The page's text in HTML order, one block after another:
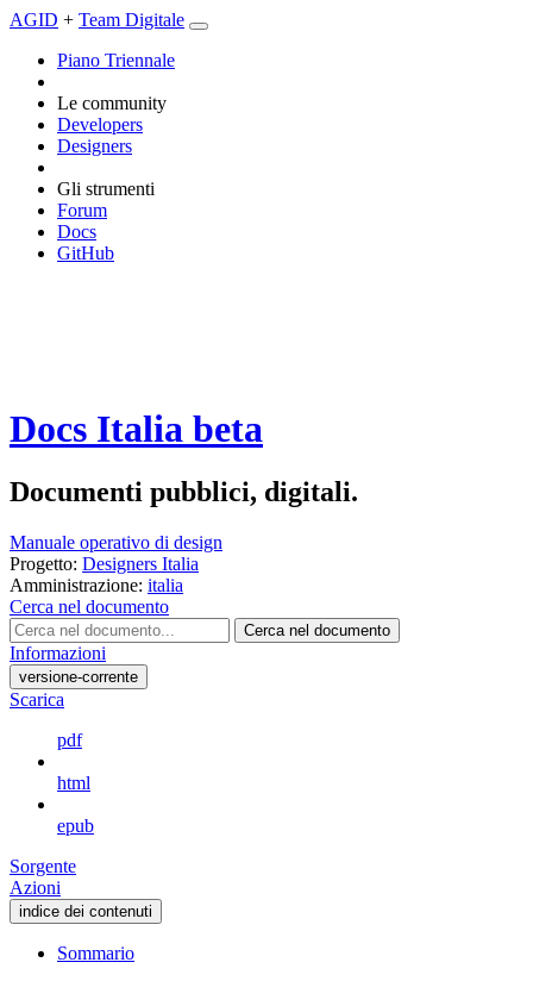
AGID + Team Digitale
Piano Triennale
Le community
Developers
Designers
Gli strumenti
Forum
Docs
GitHub
Docs Italia beta
Documenti pubblici, digitali.
Manuale operativo di design
Progetto: Designers Italia
Amministrazione: italia
Cerca nel documento
Cerca nel documento
Informazioni
versione-corrente
Scarica
pdf
html
epub
Sorgente
Azioni
indice dei contenuti
Sommario